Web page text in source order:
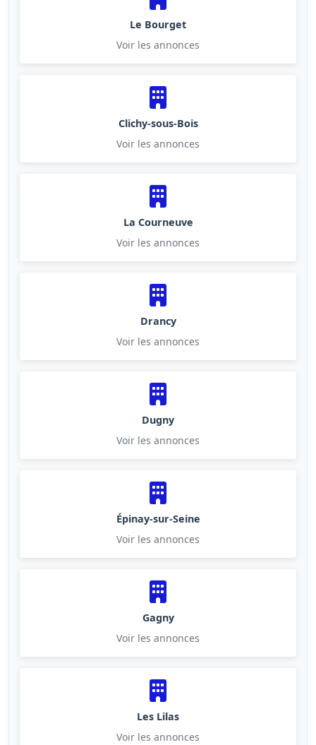
Le Bourget
Voir les annonces
Clichy-sous-Bois
Voir les annonces
La Courneuve
Voir les annonces
Drancy
Voir les annonces
Dugny
Voir les annonces
Épinay-sur-Seine
Voir les annonces
Gagny
Voir les annonces
Les Lilas
Voir les annonces